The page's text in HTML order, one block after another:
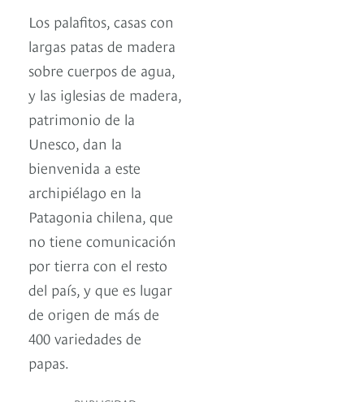
Los palafitos, casas con
largas patas de madera
sobre cuerpos de agua,
y las iglesias de madera,
patrimonio de la
Unesco, dan la
bienvenida a este
archipiélago en la
Patagonia chilena, que
no tiene comunicación
por tierra con el resto
del país, y que es lugar
de origen de más de
400 variedades de
papas.